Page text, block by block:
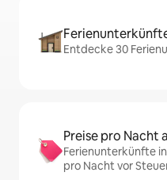
Entdecke 30
Preise pro Nacht
Ferienunterkünfte
pro Nacht vor